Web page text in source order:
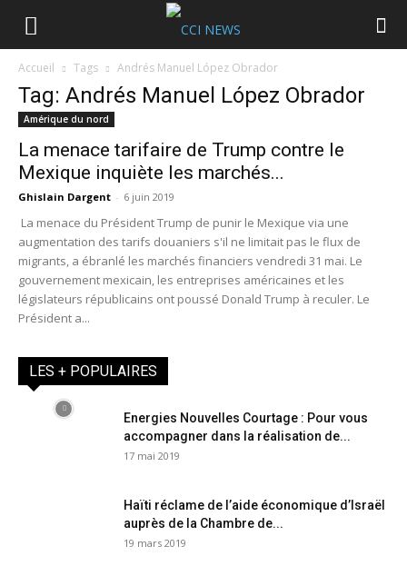
Accueil Tags Andrés Manuel López Obrador
Tag: Andrés Manuel López Obrador
Amérique du nord
La menace tarifaire de Trump contre le
Mexique inquiète les marchés...
Ghislain Dargent - 6 juin 2019
La menace du Président Trump de punir le Mexique via une
augmentation des tarifs douaniers s'il ne limitait pas le flux de
migrants, a ébranlé les marchés financiers vendredi 31 mai. Le
gouvernement mexicain, les entreprises américaines et les
législateurs républicains ont poussé Donald Trump à reculer. Le
Président a...
LES + POPULAIRES
Energies Nouvelles Courtage : Pour vous
accompagner dans la réalisation de...
17 mai 2019
Haïti réclame de l’aide économique d’Israël
auprès de la Chambre de...
19 mars 2019